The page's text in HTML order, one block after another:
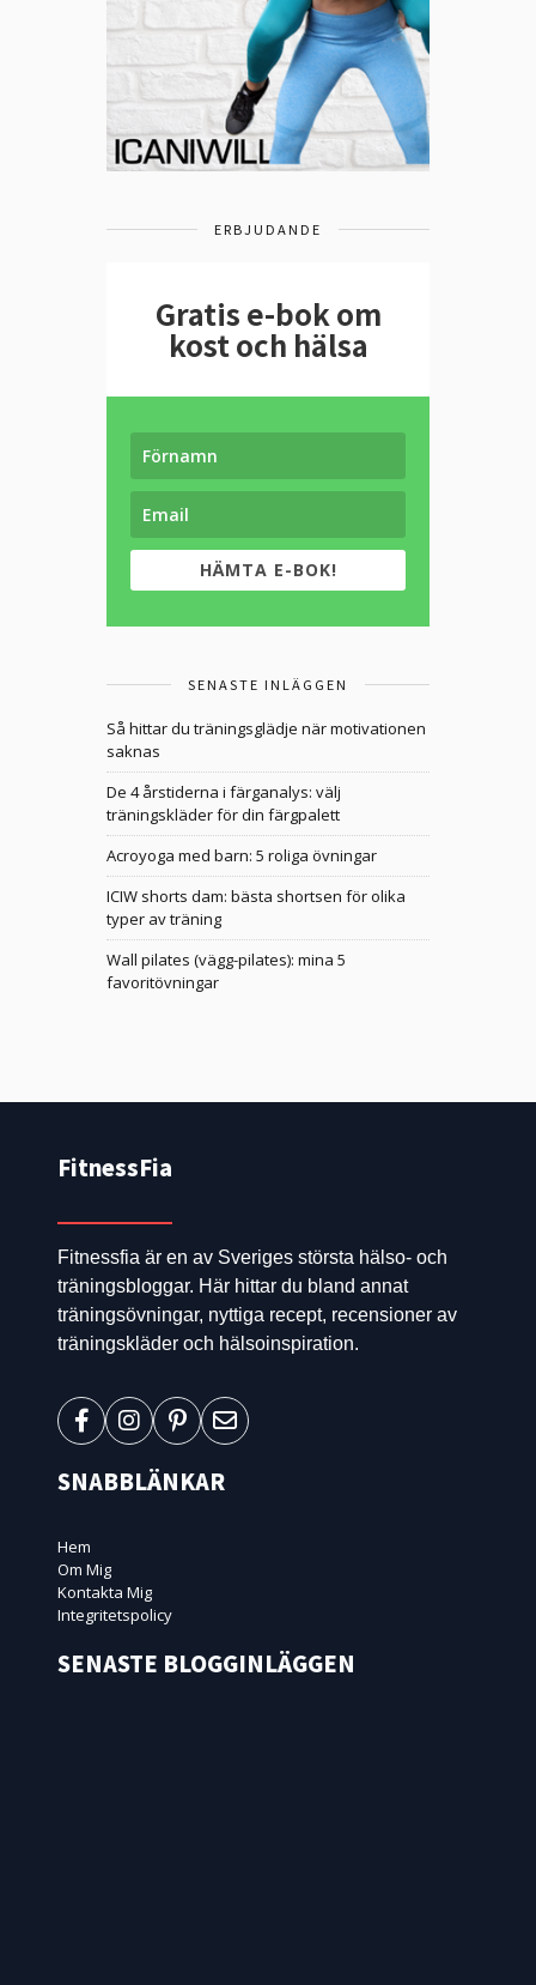
ERBJUDANDE
Gratis e-bok om
kost och hälsa
HÄMTA E-BOK!
SENASTE INLÄGGEN
Så hittar du träningsglädje när motivationen
saknas
De 4 årstiderna i färganalys: välj
träningskläder för din färgpalett
Acroyoga med barn: 5 roliga övningar
ICIW shorts dam: bästa shortsen för olika
typer av träning
Wall pilates (vägg-pilates): mina 5
favoritövningar
FitnessFia
Fitnessfia är en av Sveriges största hälso- och
träningsbloggar. Här hittar du bland annat
träningsövningar, nyttiga recept, recensioner av
träningskläder och hälsoinspiration.
SNABBLÄNKAR
Hem
Om Mig
Kontakta Mig
Integritetspolicy
SENASTE BLOGGINLÄGGEN